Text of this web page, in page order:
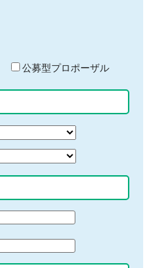
公募型プロポーザル